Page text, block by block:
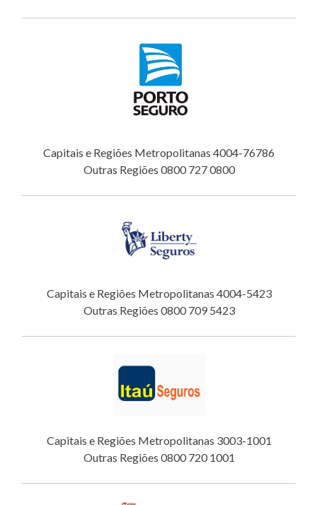
Capitais e Regiões Metropolitanas 4004-76786
Outras Regiões 0800 727 0800
Capitais e Regiões Metropolitanas 4004-5423
Outras Regiões 0800 709 5423
Capitais e Regiões Metropolitanas 3003-1001
Outras Regiões 0800 720 1001